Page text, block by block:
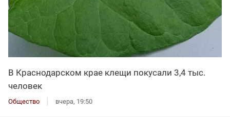
В Краснодарском крае клещи покусали 3,4 тыс.
человек
Общество вчера, 19:50